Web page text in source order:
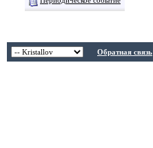
Обратная связь